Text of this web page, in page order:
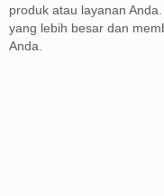
produk atau layanan
yang lebih besar dan
Anda.